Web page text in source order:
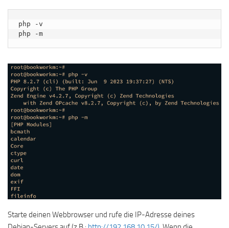
php -v
php -m
Starte deinen Webbrowser und rufe die IP-Adresse deines